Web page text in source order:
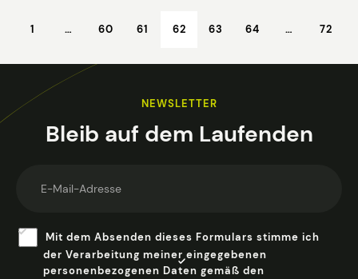
und Tanz bis in die Nacht. Engagierte Frauen*,
Steiermark steuern Programmpunkte bei.
1 … 60 61 62 63 64 … 72
NEWSLETTER
Bleib auf dem Laufenden
Mit dem Absenden dieses Formulars stimme ich
der Verarbeitung meiner eingegebenen
personenbezogenen Daten gemäß den